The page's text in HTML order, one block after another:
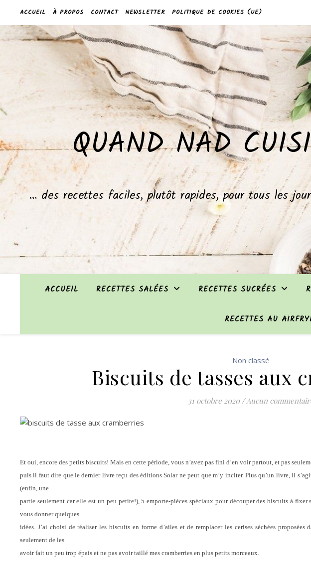
ACCUEIL À PROPOS CONTACT NEWSLETTER POLITIQUE DE COOKIES (UE)
QUAND NAD
… des recettes faciles, plutôt rapides, pour tous les
ACCUEIL RECETTES SALÉES RECETTES SUCRÉES
RECETTES AU
Non classé
Biscuits de tasses aux
31 octobre 2020 /Aucun
Et oui, encore des petits biscuits! Mais en cette période, vous n’avez pas fini d’en voir partout, et pas
puis il faut dire que le dernier livre reçu des éditions Solar ne peut que m’y inciter. Plus qu’un livre, il
(enfin, une
partie seulement car elle est un peu petite!), 5 emporte-pièces spéciaux pour découper des biscuits à
vous donner quelques
idées. J’ai choisi de réaliser les biscuits en forme d’ailes et de remplacer les cerises séchées
seulement de les
avoir fait un peu trop épais et ne pas avoir taillé mes cramberries en plus petits morceaux.